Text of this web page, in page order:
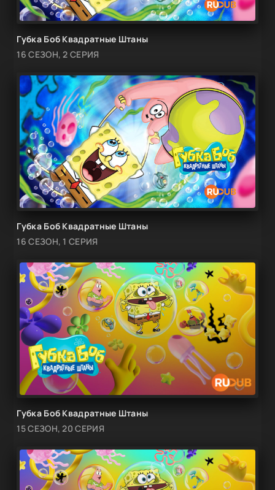
Губка Боб Квадратные Штаны
16 СЕЗОН, 2 СЕРИЯ
Губка Боб Квадратные Штаны
16 СЕЗОН, 1 СЕРИЯ
Губка Боб Квадратные Штаны
15 СЕЗОН, 20 СЕРИЯ